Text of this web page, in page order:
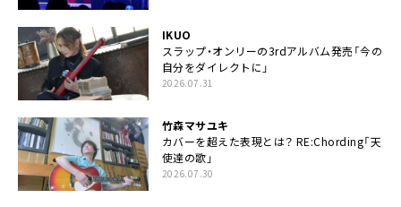
IKUO
スラップ・オンリーの3rdアルバム発売「今の
自分をダイレクトに」
2026.07.31
竹森マサユキ
カバーを超えた表現とは？ RE:Chording「天
使達の歌」
2026.07.30